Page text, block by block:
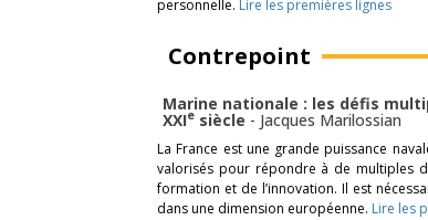
personnelle. Lire les premières lignes
Contrepoint
Marine nationale : les défis
XXIe siècle - Jacques Marilossian
La France est une grande puissance
valorisés pour répondre à de multiples
formation et de l’innovation. Il est
dans une dimension européenne. Lire les